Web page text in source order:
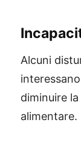
Alcuni
diminuire
alimentare.